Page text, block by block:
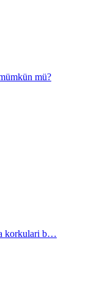
mü?
korkulari b…